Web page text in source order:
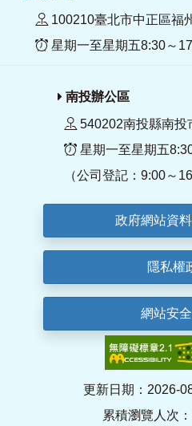
100210臺北市中正區福
星期一至星期五8:30～
南投辦公區
540202南投縣南投
星期一至星期五
（公司登記：9:00～
政府網站資
隱私權
網站安
更新日期：2026-
累積瀏覽人次